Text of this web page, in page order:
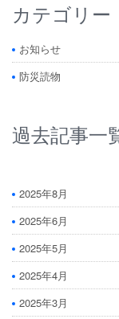
カテゴリー
お知らせ
防災読物
過去記事一
2025年8月
2025年6月
2025年5月
2025年4月
2025年3月